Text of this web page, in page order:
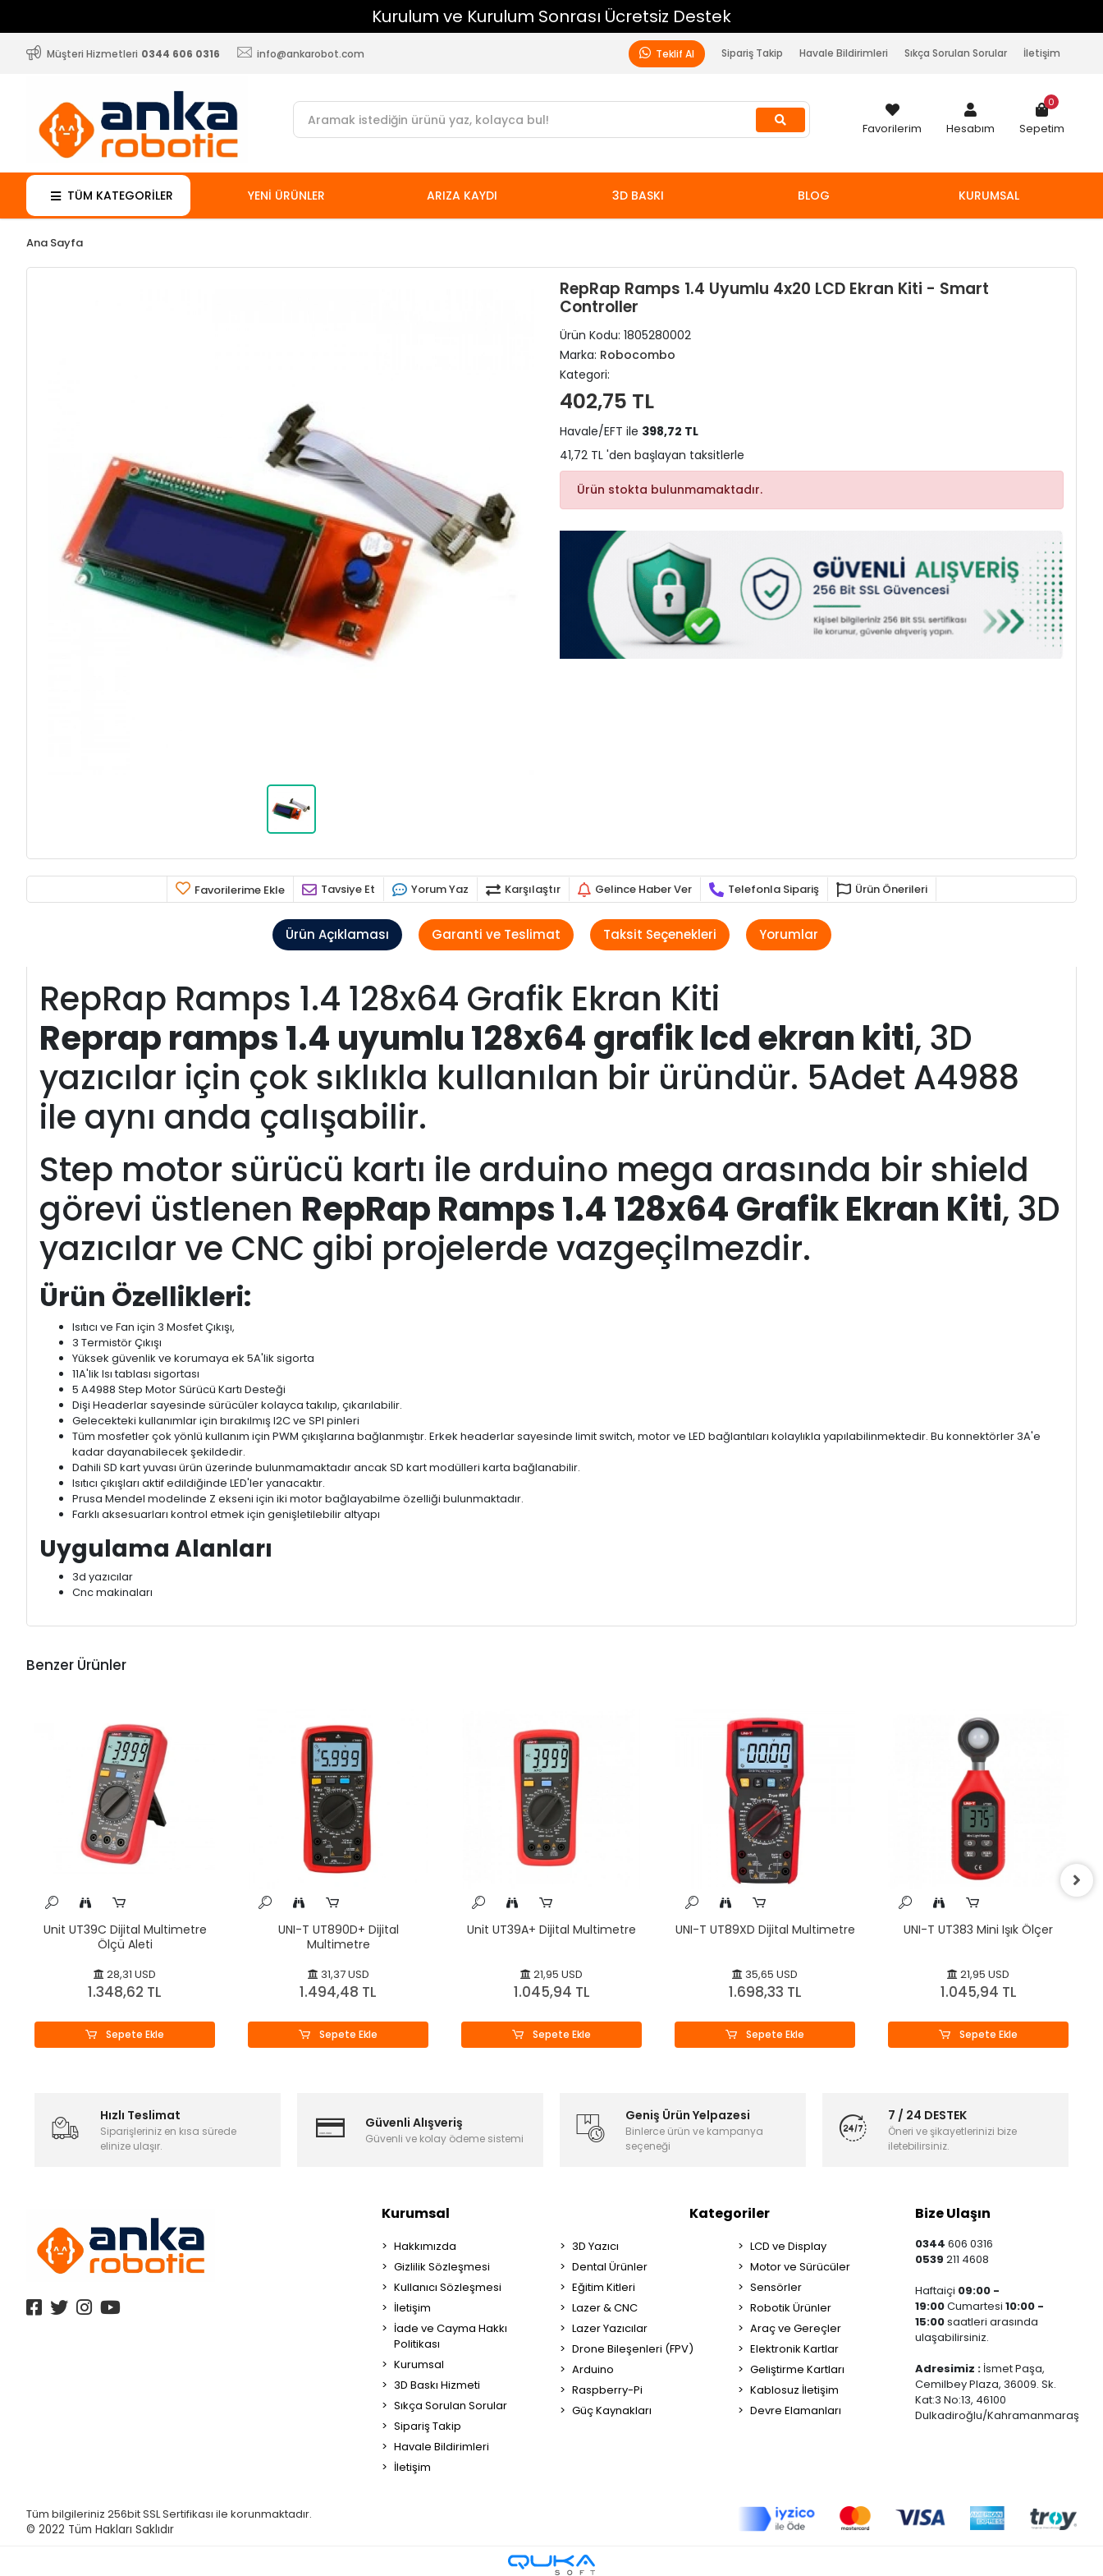
Kurulum ve Kurulum Sonrası Ücretsiz Destek
Müşteri Hizmetleri 0344 606 0316 info@ankarobot.com Teklif Al Sipariş Takip Havale Bildirimleri Sıkça Sorulan Sorular İletişim
Favorilerim Hesabım Sepetim
0
TÜM KATEGORİLER YENİ ÜRÜNLER ARIZA KAYDI 3D BASKI BLOG KURUMSAL
Ana Sayfa
RepRap Ramps 1.4 Uyumlu 4x20 LCD Ekran Kiti - Smart
Controller
Ürün Kodu: 1805280002
Marka: Robocombo
Kategori:
402,75 TL
Havale/EFT ile 398,72 TL
41,72 TL 'den başlayan taksitlerle
Ürün stokta bulunmamaktadır.
Favorilerime Ekle Tavsiye Et Yorum Yaz Karşılaştır Gelince Haber Ver Telefonla Sipariş Ürün Önerileri
Ürün Açıklaması Garanti ve Teslimat Taksit Seçenekleri Yorumlar
RepRap Ramps 1.4 128x64 Grafik Ekran Kiti
Reprap ramps 1.4 uyumlu 128x64 grafik lcd ekran kiti, 3D
yazıcılar için çok sıklıkla kullanılan bir üründür. 5Adet A4988
ile aynı anda çalışabilir.
Step motor sürücü kartı ile arduino mega arasında bir shield
görevi üstlenen RepRap Ramps 1.4 128x64 Grafik Ekran Kiti, 3D
yazıcılar ve CNC gibi projelerde vazgeçilmezdir.
Ürün Özellikleri:
Isıtıcı ve Fan için 3 Mosfet Çıkışı,
3 Termistör Çıkışı
Yüksek güvenlik ve korumaya ek 5A'lik sigorta
11A'lik Isı tablası sigortası
5 A4988 Step Motor Sürücü Kartı Desteği
Dişi Headerlar sayesinde sürücüler kolayca takılıp, çıkarılabilir.
Gelecekteki kullanımlar için bırakılmış I2C ve SPI pinleri
Tüm mosfetler çok yönlü kullanım için PWM çıkışlarına bağlanmıştır. Erkek headerlar sayesinde limit switch, motor ve LED bağlantıları kolaylıkla yapılabilinmektedir. Bu konnektörler 3A'e
kadar dayanabilecek şekildedir.
Dahili SD kart yuvası ürün üzerinde bulunmamaktadır ancak SD kart modülleri karta bağlanabilir.
Isıtıcı çıkışları aktif edildiğinde LED'ler yanacaktır.
Prusa Mendel modelinde Z ekseni için iki motor bağlayabilme özelliği bulunmaktadır.
Farklı aksesuarları kontrol etmek için genişletilebilir altyapı
Uygulama Alanları
3d yazıcılar
Cnc makinaları
Benzer Ürünler
Unit UT39C Dijital Multimetre
Ölçü Aleti
28,31 USD
1.348,62 TL
Sepete Ekle
UNI-T UT890D+ Dijital
Multimetre
31,37 USD
1.494,48 TL
Sepete Ekle
Unit UT39A+ Dijital Multimetre
21,95 USD
1.045,94 TL
Sepete Ekle
UNI-T UT89XD Dijital Multimetre
35,65 USD
1.698,33 TL
Sepete Ekle
UNI-T UT383 Mini Işık Ölçer
21,95 USD
1.045,94 TL
Sepete Ekle
Hızlı Teslimat
Siparişleriniz en kısa sürede
elinize ulaşır.
Güvenli Alışveriş
Güvenli ve kolay ödeme sistemi
Geniş Ürün Yelpazesi
Binlerce ürün ve kampanya
seçeneği
7 / 24 DESTEK
Öneri ve şikayetlerinizi bize
iletebilirsiniz.
Kurumsal
Hakkımızda
Gizlilik Sözleşmesi
Kullanıcı Sözleşmesi
İletişim
İade ve Cayma Hakkı
Politikası
Kurumsal
3D Baskı Hizmeti
Sıkça Sorulan Sorular
Sipariş Takip
Havale Bildirimleri
İletişim
Kategoriler
3D Yazıcı
Dental Ürünler
Eğitim Kitleri
Lazer & CNC
Lazer Yazıcılar
Drone Bileşenleri (FPV)
Arduino
Raspberry-Pi
Güç Kaynakları
LCD ve Display
Motor ve Sürücüler
Sensörler
Robotik Ürünler
Araç ve Gereçler
Elektronik Kartlar
Geliştirme Kartları
Kablosuz İletişim
Devre Elamanları
Bize Ulaşın
0344606 0316
0539211 4608
Haftaiçi 09:00 -
19:00Cumartesi10:00 -
15:00saatleri arasında
ulaşabilirsiniz.
Adresimiz : İsmet Paşa,
Cemilbey Plaza, 36009. Sk.
Kat:3 No:13, 46100
Dulkadiroğlu/Kahramanmaraş
Tüm bilgileriniz 256bit SSL Sertifikası ile korunmaktadır.
© 2022 Tüm Hakları Saklıdır